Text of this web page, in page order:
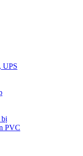
UPS
bị
PVC